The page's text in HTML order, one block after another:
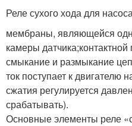
Реле сухого хода для
мембраны, являющейся
камеры
смыкание и размыкание
ток поступает к двигателю
сжатия регулируется
срабатывать).
Основные элементы реле